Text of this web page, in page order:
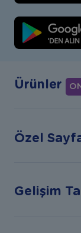
Ürünler
Özel
Gelişim